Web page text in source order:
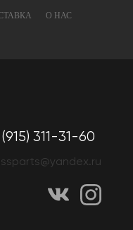
О НАС
311-31-60